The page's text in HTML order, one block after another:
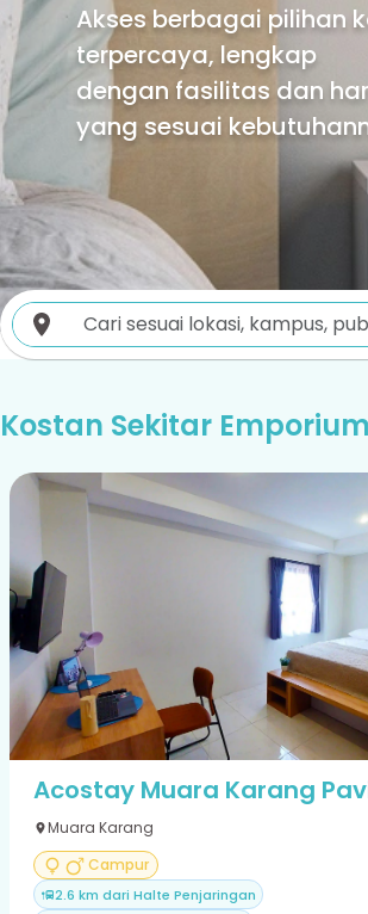
Akses berbagai pilihan
terpercaya, lengkap
dengan fasilitas dan
yang sesuai
Kostan Sekitar
Acostay Muara Karang
Muara Karang
Campur
2.6 km dari Halte Penjaringan